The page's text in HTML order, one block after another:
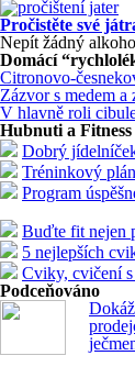
Pročistěte své
Nepít žádný
Domácí
Citronovo-
Zázvor s medem a
V hlavně roli
Hubnuti a Fitness
Dobrý
Tréninkový
Program
Buďte fit nejen
5 nejlepších
Cviky, cvičení
Podceňováno